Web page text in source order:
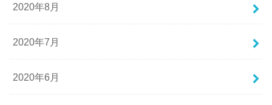
2020年8月
2020年7月
2020年6月